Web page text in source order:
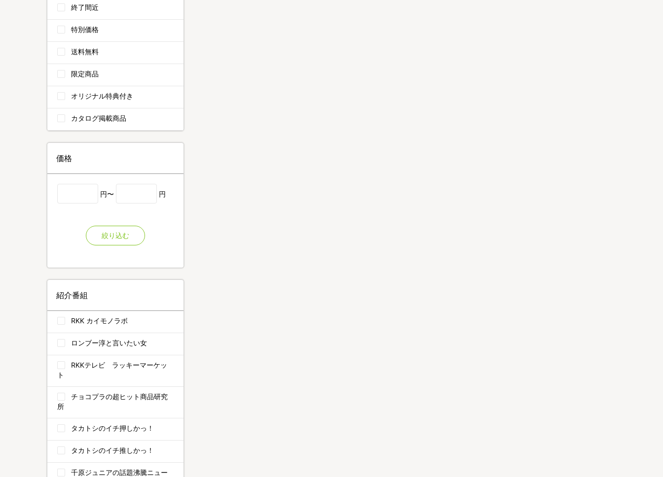
終了間近
特別価格
送料無料
限定商品
オリジナル特典付き
カタログ掲載商品
価格
円〜 円
絞り込む
紹介番組
RKK カイモノラボ
ロンブー淳と言いたい女
RKKテレビ ラッキーマーケッ
ト
チョコプラの超ヒット商品研究
所
タカトシのイチ押しかっ！
タカトシのイチ推しかっ！
千原ジュニアの話題沸騰ニュー